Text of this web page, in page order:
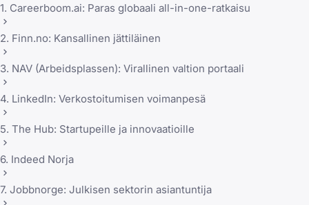
1. Careerboom.ai: Paras globaali all-in-one-ratkaisu
2. Finn.no: Kansallinen jättiläinen
3. NAV (Arbeidsplassen): Virallinen valtion portaali
4. LinkedIn: Verkostoitumisen voimanpesä
5. The Hub: Startupeille ja innovaatioille
6. Indeed Norja
7. Jobbnorge: Julkisen sektorin asiantuntija